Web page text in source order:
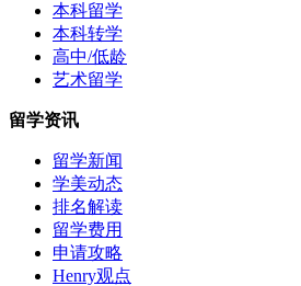
本科留学
本科转学
高中/低龄
艺术留学
留学资讯
留学新闻
学美动态
排名解读
留学费用
申请攻略
Henry观点